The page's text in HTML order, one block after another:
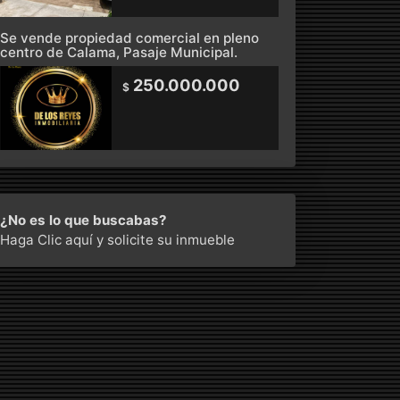
Se vende propiedad comercial en pleno
centro de Calama, Pasaje Municipal.
$250.000.000
¿No es lo que buscabas?
Haga Clic aquí y solicite su inmueble